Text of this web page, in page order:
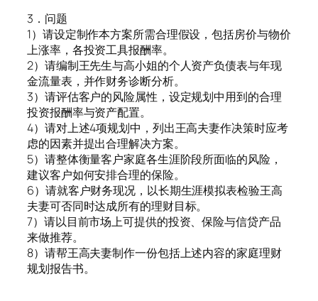
3．问题
1）请设定制作本方案所需合理假设，包括房价与物价
上涨率，各投资工具报酬率。
2）请编制王先生与高小姐的个人资产负债表与年现
金流量表，并作财务诊断分析。
3）请评估客户的风险属性，设定规划中用到的合理
投资报酬率与资产配置。
4）请对上述4项规划中，列出王高夫妻作决策时应考
虑的因素并提出合理解决方案。
5）请整体衡量客户家庭各生涯阶段所面临的风险，
建议客户如何安排合理的保险。
6）请就客户财务现况，以长期生涯模拟表检验王高
夫妻可否同时达成所有的理财目标。
7）请以目前市场上可提供的投资、保险与信贷产品
来做推荐。
8）请帮王高夫妻制作一份包括上述内容的家庭理财
规划报告书。